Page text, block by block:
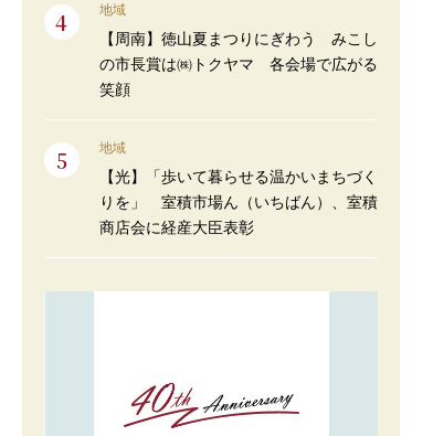
地域
【周南】徳山夏まつりにぎわう みこし
の市長賞は㈱トクヤマ 各会場で広がる
笑顔
地域
【光】「歩いて暮らせる温かいまちづく
りを」 室積市場ん（いちばん）、室積
商店会に経産大臣表彰